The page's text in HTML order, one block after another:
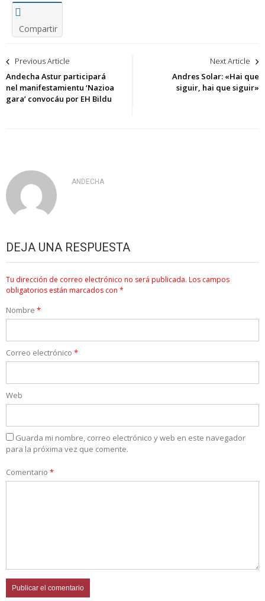
Compartir
Navegación
de
entradas
Previous Article
Andecha Astur participará
nel manifestamientu ‘Nazioa
gara’ convocáu por EH Bildu
Next Article
Andres Solar: «Hai que
siguir, hai que siguir»
ANDECHA
DEJA UNA RESPUESTA
Tu dirección de correo electrónico no será publicada. Los campos
obligatorios están marcados con *
Nombre *
Correo electrónico *
Web
Guarda mi nombre, correo electrónico y web en este navegador
para la próxima vez que comente.
Comentario *